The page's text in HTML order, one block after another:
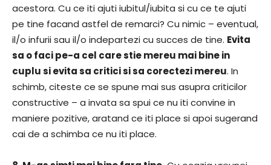
acestora. Cu ce iti ajuti iubitul/iubita si cu ce te ajuti
pe tine facand astfel de remarci? Cu nimic – eventual,
il/o infurii sau il/o indepartezi cu succes de tine. Evita
sa o faci pe-a cel care stie mereu mai bine in
cuplu si evita sa critici si sa corectezi mereu. In
schimb, citeste ce se spune mai sus asupra criticilor
constructive – a invata sa spui ce nu iti convine in
maniere pozitive, aratand ce iti place si apoi sugerand
cai de a schimba ce nu iti place.